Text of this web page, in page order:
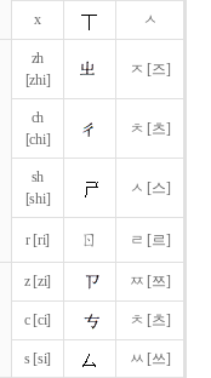
x ㅅ
zh
[zhi]
ㅈ [즈]
ch
[chi]
ㅊ [츠]
sh
[shi]
ㅅ [스]
r [ri] ㄖ ㄹ [르]
z [zi] ㅉ [쯔]
c [ci] ㅊ [츠]
s [si] ㅆ [쓰]